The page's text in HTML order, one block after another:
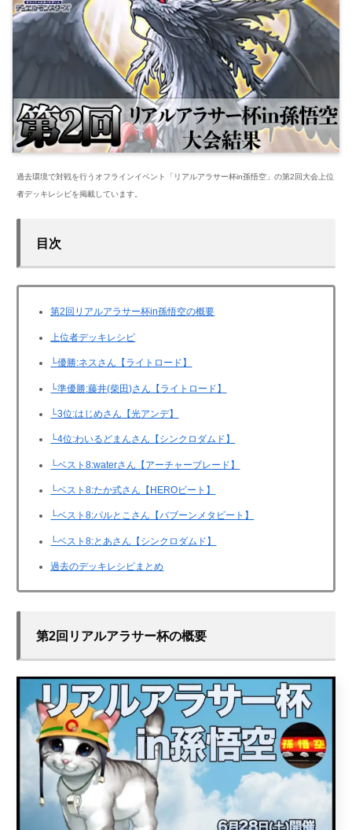
過去環境で対戦を行うオフラインイベント「リアルアラサー杯in孫悟空」の第2回大会上位
者デッキレシピを掲載しています。
目次
第2回リアルアラサー杯in孫悟空の概要
上位者デッキレシピ
└優勝:ネスさん【ライトロード】
└準優勝:藤井(柴田)さん【ライトロード】
└3位:はじめさん【光アンデ】
└4位:わいるどまんさん【シンクロダムド】
└ベスト8:waterさん【アーチャーブレード】
└ベスト8:たか式さん【HEROビート】
└ベスト8:パルとこさん【バブーンメタビート】
└ベスト8:とあさん【シンクロダムド】
過去のデッキレシピまとめ
第2回リアルアラサー杯の概要